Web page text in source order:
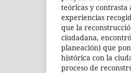
teóricas y contrasta
experiencias
que la
ciudadana,
planeación) que
histórica con la
proceso de